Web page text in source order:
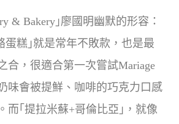
& Bakery｣廖國明幽默的形容：
蛋糕｣就是常年不敗款，也是最
合，很適合第一次嘗試Mariage
味會被提鮮、咖啡的巧克力口感
而｢提拉米蘇+哥倫比亞｣，就像